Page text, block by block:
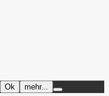
Ok mehr...